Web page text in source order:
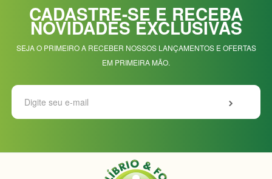
CADASTRE-SE E RECEBA
NOVIDADES EXCLUSIVAS
SEJA O PRIMEIRO A RECEBER NOSSOS LANÇAMENTOS E OFERTAS
EM PRIMEIRA MÃO.